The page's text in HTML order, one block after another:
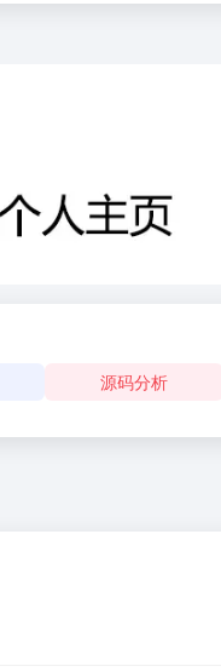
源码分析